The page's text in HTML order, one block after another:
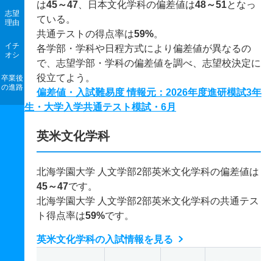
志望
理由
イチ
オシ
卒業後
の進路
は45～47 、日本文化学科の偏差値は48～51となっ
ている。
共通テストの得点率は59%。
各学部・学科や日程方式により偏差値が異なるの
で、志望学部・学科の偏差値を調べ、志望校決定に
役立てよう。
偏差値・入試難易度 情報元：2026年度進研模試3年
生・大学入学共通テスト模試・6月
英米文化学科
北海学園大学 人文学部2部英米文化学科の偏差値は
45～47です。
北海学園大学 人文学部2部英米文化学科の共通テス
ト得点率は59%です。
英米文化学科の入試情報を見る